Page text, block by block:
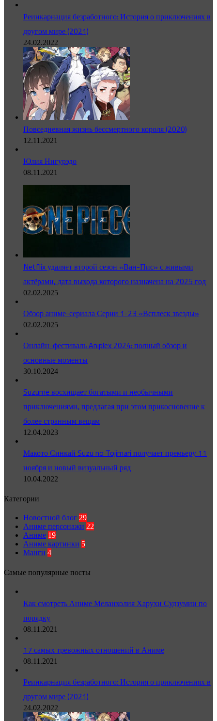
Реинкарнация безработного: История о приключениях в
другом мире (2021)
24.02.2022
Повседневная жизнь бессмертного короля (2020)
12.11.2021
Юлия Нигурэдо
08.11.2021
Netflix удаляет второй сезон «Ван-Пис» с живыми
актёрами, дата выхода которого назначена на 2025 год
02.02.2025
Обзор аниме-сериала Серии 1-23 «Всплеск звезды»
02.02.2025
Онлайн-фестиваль Aniplex 2024: полный обзор и
основные моменты
30.10.2024
Suzume восхищает богатыми и необычными
приключениями, предлагая при этом прикосновение к
более странным вещам
12.04.2023
Макото Синкай Suzu no Tojimari получает премьеру 11
ноября и новый визуальный ряд
10.04.2022
Категории
Новостной блог 29
Аниме персонажи 22
Аниме 19
Аниме картинки 5
Манги 4
Самые популярные посты
Как смотреть Аниме Меланхолия Харухи Судзумии по
порядку
08.11.2021
17 самых тревожных отношений в Аниме
08.11.2021
Реинкарнация безработного: История о приключениях в
другом мире (2021)
24.02.2022